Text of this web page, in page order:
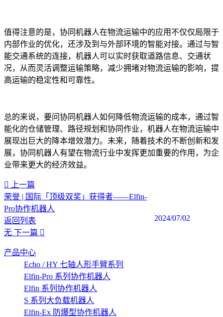
值得注意的是，协同机器人在物流运输中的应用不仅仅局限于
内部作业的优化，还涉及到与外部环境的智能对接。通过与智
能交通系统的连接，机器人可以实时获取道路信息、交通状
况，从而灵活调整运输策略，减少拥堵对物流运输的影响，提
高运输的稳定性和可靠性。
总的来说，要问协同机器人如何降低物流运输的成本，通过智
能化的仓储管理、路径规划和协同作业，机器人在物流运输中
展现出巨大的降本增效潜力。未来，随着技术的不断创新和发
展，协同机器人有望在物流行业中发挥更加重要的作用，为企
业带来更大的经济效益。‍
上一篇
荣誉 | 国际「顶级双奖」获得者——Elfin-
Pro协作机器人
2024/07/02
返回列表
无 下一篇
产品中心
Echo / HY 七轴人形手臂系列
Elfin-Pro 系列协作机器人
Elfin 系列协作机器人
S 系列大负载机器人
Elfin-Ex 防爆型协作机器人